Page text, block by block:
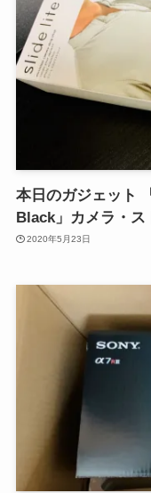
本日のガジェット
Black」カメラ・ス
2020年5月23日